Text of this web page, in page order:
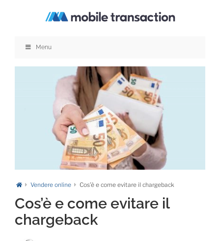
Menu
Vendere online Cos’è e come evitare il chargeback
Cos’è e come evitare il
chargeback